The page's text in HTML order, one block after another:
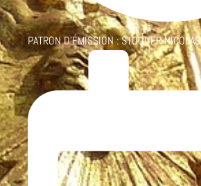
PATRON D'ÉMISSION :STOQUER NICOLAS